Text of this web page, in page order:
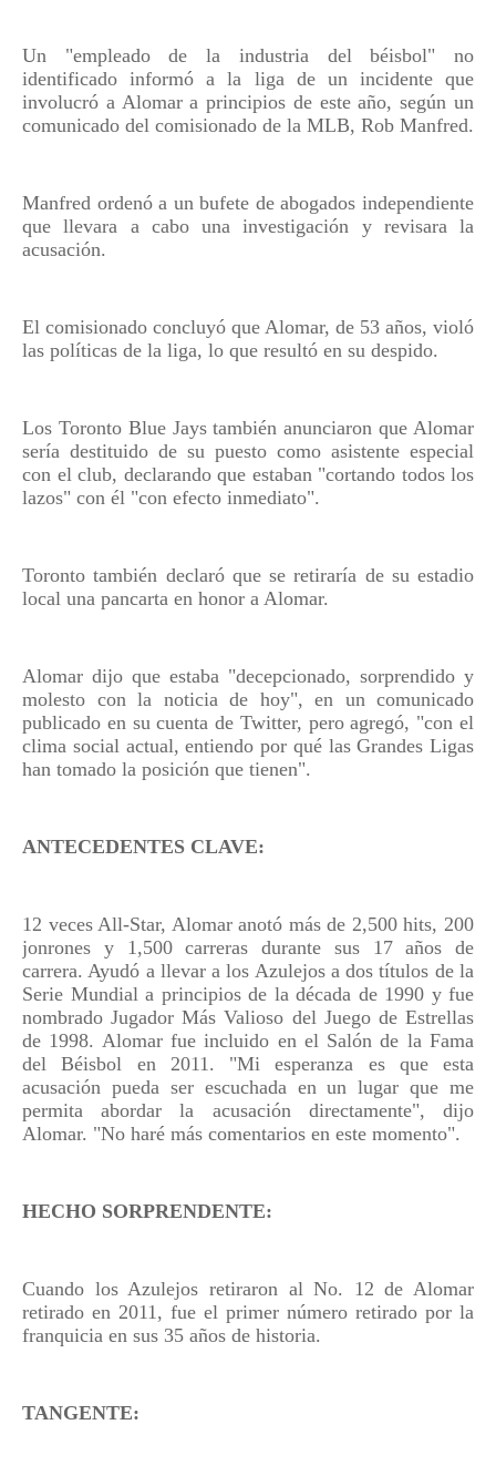
Un "empleado de la industria del béisbol" no
identificado informó a la liga de un incidente que
involucró a Alomar a principios de este año, según un
comunicado del comisionado de la MLB, Rob Manfred.
Manfred ordenó a un bufete de abogados independiente
que llevara a cabo una investigación y revisara la
acusación.
El comisionado concluyó que Alomar, de 53 años, violó
las políticas de la liga, lo que resultó en su despido.
Los Toronto Blue Jays también anunciaron que Alomar
sería destituido de su puesto como asistente especial
con el club, declarando que estaban "cortando todos los
lazos" con él "con efecto inmediato".
Toronto también declaró que se retiraría de su estadio
local una pancarta en honor a Alomar.
Alomar dijo que estaba "decepcionado, sorprendido y
molesto con la noticia de hoy", en un comunicado
publicado en su cuenta de Twitter, pero agregó, "con el
clima social actual, entiendo por qué las Grandes Ligas
han tomado la posición que tienen".
ANTECEDENTES CLAVE:
12 veces All-Star, Alomar anotó más de 2,500 hits, 200
jonrones y 1,500 carreras durante sus 17 años de
carrera. Ayudó a llevar a los Azulejos a dos títulos de la
Serie Mundial a principios de la década de 1990 y fue
nombrado Jugador Más Valioso del Juego de Estrellas
de 1998. Alomar fue incluido en el Salón de la Fama
del Béisbol en 2011. "Mi esperanza es que esta
acusación pueda ser escuchada en un lugar que me
permita abordar la acusación directamente", dijo
Alomar. "No haré más comentarios en este momento".
HECHO SORPRENDENTE:
Cuando los Azulejos retiraron al No. 12 de Alomar
retirado en 2011, fue el primer número retirado por la
franquicia en sus 35 años de historia.
TANGENTE: